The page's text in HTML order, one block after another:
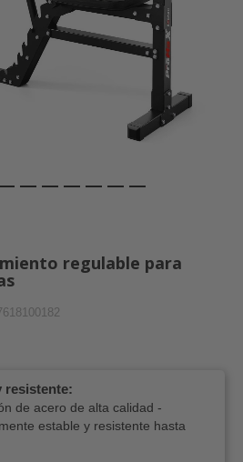
regulable para
resistente:
de acero de alta calidad -
estable y resistente hasta